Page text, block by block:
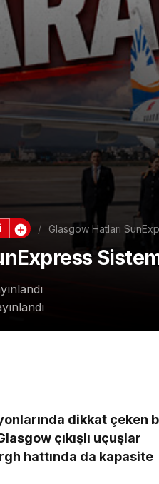
Glasgow Hatları
dikkat çeken
çıkışlı uçuşlar
hattında da kapasite